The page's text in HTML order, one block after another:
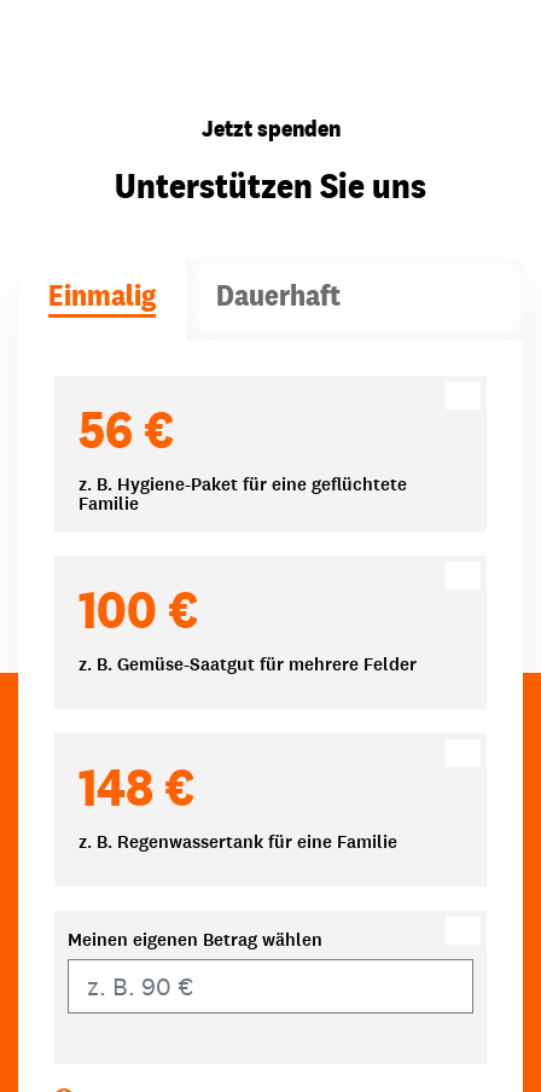
Jetzt spenden
Unterstützen Sie uns
Einmalig Dauerhaft
56 €
z. B. Hygiene-Paket für eine geflüchtete
Familie
100 €
z. B. Gemüse-Saatgut für mehrere Felder
148 €
z. B. Regenwassertank für eine Familie
Meinen eigenen Betrag wählen